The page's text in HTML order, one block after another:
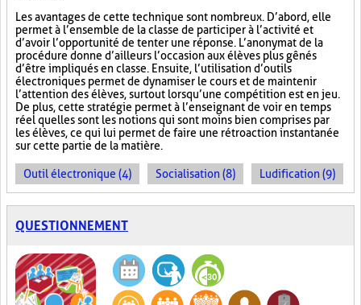
Les avantages de cette technique sont nombreux. D’abord, elle
permet à l’ensemble de la classe de participer à l’activité et
d’avoir l’opportunité de tenter une réponse. L’anonymat de la
procédure donne d’ailleurs l’occasion aux élèves plus gênés
d’être impliqués en classe. Ensuite, l’utilisation d’outils
électroniques permet de dynamiser le cours et de maintenir
l’attention des élèves, surtout lorsqu’une compétition est en jeu.
De plus, cette stratégie permet à l’enseignant de voir en temps
réel quelles sont les notions qui sont moins bien comprises par
les élèves, ce qui lui permet de faire une rétroaction instantanée
sur cette partie de la matière.
Outil électronique (4) Socialisation (8) Ludification (9)
QUESTIONNEMENT